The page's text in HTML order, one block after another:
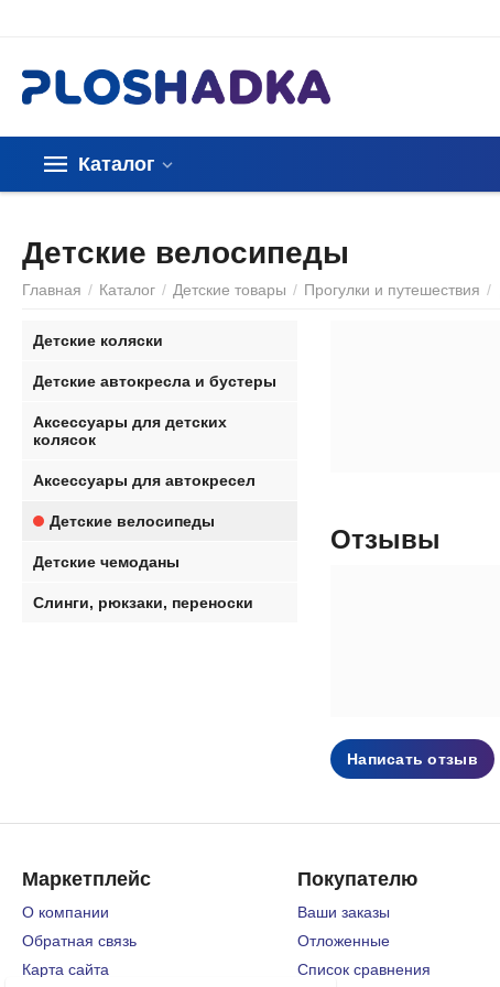
Каталог
Детские велосипеды
Главная / Каталог / Детские товары / Прогулки и путешествия /
Отзывы
Написать отзыв
Детские коляски
Детские автокресла и бустеры
Аксессуары для детских
колясок
Аксессуары для автокресел
Детские велосипеды
Детские чемоданы
Слинги, рюкзаки, переноски
Маркетплейс
О компании
Обратная связь
Карта сайта
Покупателю
Ваши заказы
Отложенные
Список сравнения